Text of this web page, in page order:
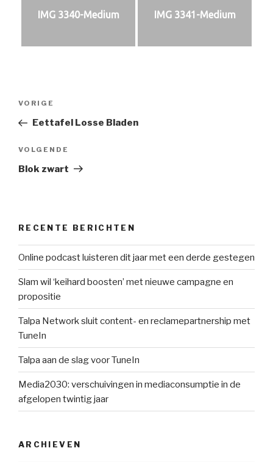
IMG 3340-Medium IMG 3341-Medium
Vorig
bericht
VORIGE
Eettafel Losse Bladen
Volgend
bericht
VOLGENDE
Blok zwart
RECENTE BERICHTEN
Online podcast luisteren dit jaar met een derde gestegen
Slam wil ‘keihard boosten’ met nieuwe campagne en
propositie
Talpa Network sluit content- en reclamepartnership met
TuneIn
Talpa aan de slag voor TuneIn
Media2030: verschuivingen in mediaconsumptie in de
afgelopen twintig jaar
ARCHIEVEN